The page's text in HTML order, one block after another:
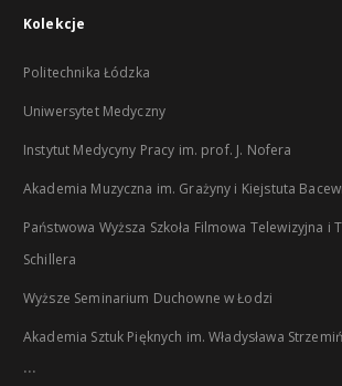
Kolekcje
Politechnika Łódzka
Uniwersytet Medyczny
Instytut Medycyny Pracy im. prof. J. Nofera
Akademia Muzyczna im. Grażyny i Kiejstuta
Państwowa Wyższa Szkoła Filmowa Telewizyjna i
Schillera
Wyższe Seminarium Duchowne w Łodzi
Akademia Sztuk Pięknych im. Władysława
...